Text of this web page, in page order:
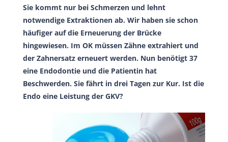
Sie kommt nur bei Schmerzen und lehnt
notwendige Extraktionen ab. Wir haben sie schon
häufiger auf die Erneuerung der Brücke
hingewiesen. Im OK müssen Zähne extrahiert und
der Zahnersatz erneuert werden. Nun benötigt 37
eine Endodontie und die Patientin hat
Beschwerden. Sie fährt in drei Tagen zur Kur. Ist die
Endo eine Leistung der GKV?